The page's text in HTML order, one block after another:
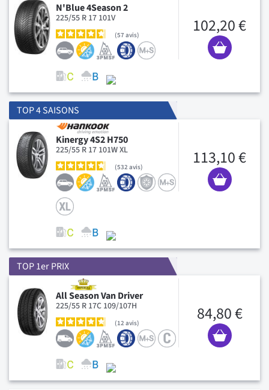
N'Blue 4Season 2
225/55 R 17 101V
57 avis 102,20 €
TOP 4 SAISONS
Kinergy 4S2 H750
225/55 R 17 101W XL
532 avis 113,10 €
TOP 1er PRIX
All Season Van Driver
225/55 R 17C 109/107H
12 avis 84,80 €